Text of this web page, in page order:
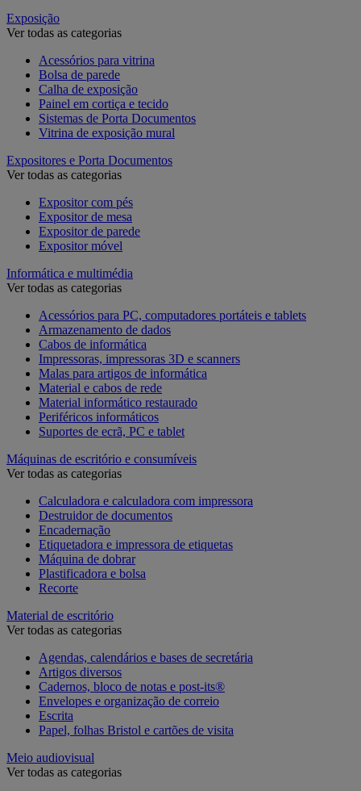
Exposição
Ver todas as categorias
Acessórios para vitrina
Bolsa de parede
Calha de exposição
Painel em cortiça e tecido
Sistemas de Porta Documentos
Vitrina de exposição mural
Expositores e Porta Documentos
Ver todas as categorias
Expositor com pés
Expositor de mesa
Expositor de parede
Expositor móvel
Informática e multimédia
Ver todas as categorias
Acessórios para PC, computadores portáteis e tablets
Armazenamento de dados
Cabos de informática
Impressoras, impressoras 3D e scanners
Malas para artigos de informática
Material e cabos de rede
Material informático restaurado
Periféricos informáticos
Suportes de ecrã, PC e tablet
Máquinas de escritório e consumíveis
Ver todas as categorias
Calculadora e calculadora com impressora
Destruidor de documentos
Encadernação
Etiquetadora e impressora de etiquetas
Máquina de dobrar
Plastificadora e bolsa
Recorte
Material de escritório
Ver todas as categorias
Agendas, calendários e bases de secretária
Artigos diversos
Cadernos, bloco de notas e post-its®
Envelopes e organização de correio
Escrita
Papel, folhas Bristol e cartões de visita
Meio audiovisual
Ver todas as categorias